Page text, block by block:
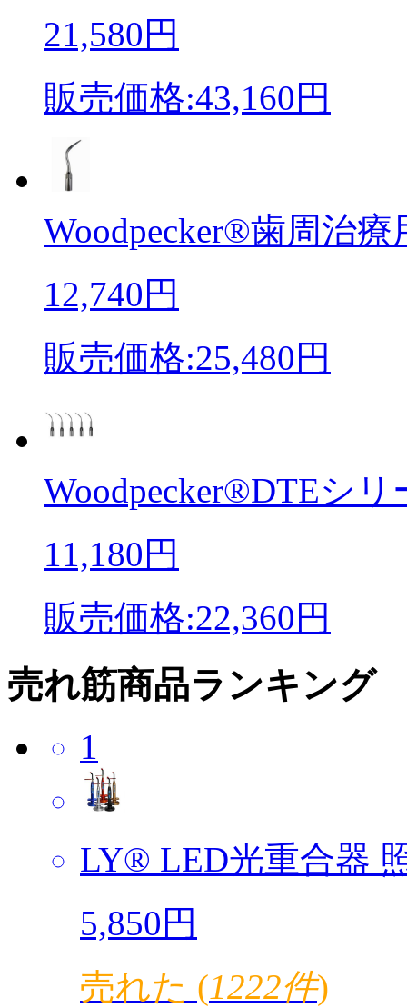
21,580円
販売価格:43,160円
Woodpecker®歯周治療
12,740円
販売価格:25,480円
Woodpecker®DTEシリ
11,180円
販売価格:22,360円
売れ筋商品ランキング
1
LY® LED光重合器
5,850円
売れた (1222件)